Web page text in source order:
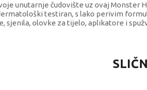
unutarnje čudovište uz ovaj Monster
testiran, s lako perivim
sjenila, olovke za tijelo, aplikatore i
SMINKA